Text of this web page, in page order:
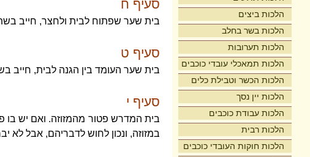
הלכות ביצים
הלכות בשר בחלב
הלכות תערובות
הלכות תמאכלי עובדי כוכבים
הלכות הכשר וטבילת כלים
הלכות יין נסך
הלכות עבודת כוכבים
הלכות רבית
הלכות חוקות העובדי כוכבים
סעיף ח
בית שער שפתוח לבית ולחצר, חייב
סעיף ט
בית שער העומד בין הגנה לבית, חייב
סעיף י
בית המדרש פטור מהמזוזה. ואם יש בו
במזוזה, ונכון לחוש לדבריהם, אבל לא